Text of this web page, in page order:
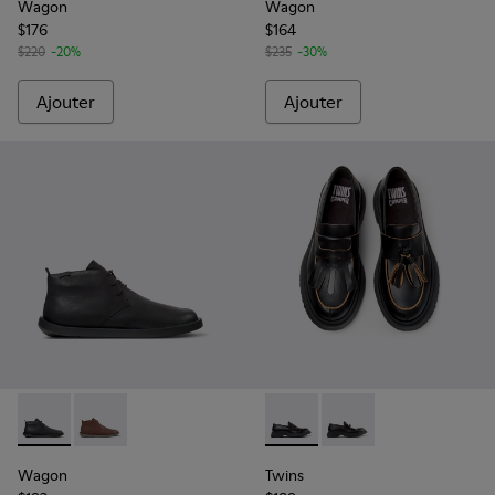
Wagon
$176
$220 -20%
Ajouter
Wagon
$164
$235 -30%
Ajouter
Wagon - K300378-017 - Bottines en cuir noir pour homme.
Wagon - K300378-019
Wagon
Twins - K101113-001 -
Twins - K101113-
Twins